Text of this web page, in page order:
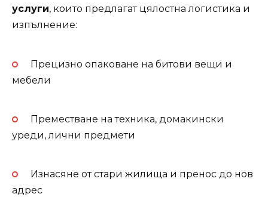
услуги, които предлагат цялостна логистика и
изпълнение:
Прецизно опаковане на битови вещи и
мебели
Преместване на техника, домакински
уреди, лични предмети
Изнасяне от стари жилища и пренос до нов
адрес